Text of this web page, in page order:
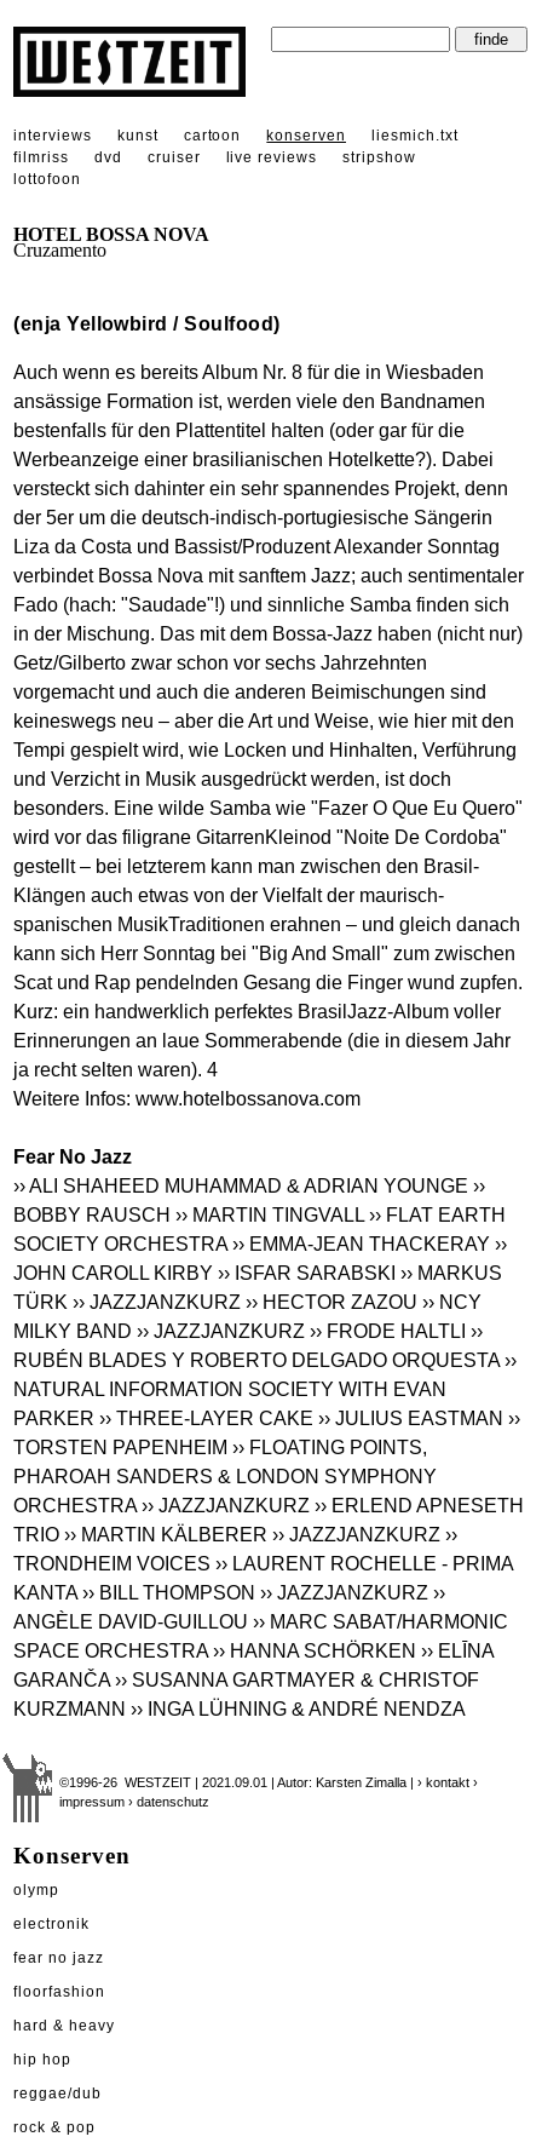
interviews kunst cartoon konserven
liesmich.txt
filmriss
dvd cruiser live reviews
stripshow
lottofoon
HOTEL BOSSA NOVA
Cruzamento
(enja Yellowbird / Soulfood)
Auch wenn es bereits Album Nr. 8 für die in Wiesbaden
ansässige Formation ist, werden viele den Bandnamen
bestenfalls für den Plattentitel halten (oder gar für die
Werbeanzeige einer brasilianischen Hotelkette?). Dabei
versteckt sich dahinter ein sehr spannendes Projekt, denn
der 5er um die deutsch-indisch-portugiesische Sängerin
Liza da Costa und Bassist/Produzent Alexander Sonntag
verbindet Bossa Nova mit sanftem Jazz; auch sentimentaler
Fado (hach: "Saudade"!) und sinnliche Samba finden sich
in der Mischung. Das mit dem Bossa-Jazz haben (nicht nur)
Getz/Gilberto zwar schon vor sechs Jahrzehnten
vorgemacht und auch die anderen Beimischungen sind
keineswegs neu – aber die Art und Weise, wie hier mit den
Tempi gespielt wird, wie Locken und Hinhalten, Verführung
und Verzicht in Musik ausgedrückt werden, ist doch
besonders. Eine wilde Samba wie "Fazer O Que Eu Quero"
wird vor das filigrane GitarrenKleinod "Noite De Cordoba"
gestellt – bei letzterem kann man zwischen den Brasil-
Klängen auch etwas von der Vielfalt der maurisch-
spanischen MusikTraditionen erahnen – und gleich danach
kann sich Herr Sonntag bei "Big And Small" zum zwischen
Scat und Rap pendelnden Gesang die Finger wund zupfen.
Kurz: ein handwerklich perfektes BrasilJazz-Album voller
Erinnerungen an laue Sommerabende (die in diesem Jahr
ja recht selten waren). 4
Weitere Infos:www.hotelbossanova.com
Fear No Jazz
›› ALI SHAHEED MUHAMMAD & ADRIAN YOUNGE ››
BOBBY RAUSCH ›› MARTIN TINGVALL ›› FLAT EARTH
SOCIETY ORCHESTRA ›› EMMA-JEAN THACKERAY ››
JOHN CAROLL KIRBY ›› ISFAR SARABSKI ›› MARKUS
TÜRK ›› JAZZJANZKURZ ›› HECTOR ZAZOU ›› NCY
MILKY BAND ›› JAZZJANZKURZ ›› FRODE HALTLI ››
RUBÉN BLADES Y ROBERTO DELGADO ORQUESTA ››
NATURAL INFORMATION SOCIETY WITH EVAN
PARKER ›› THREE-LAYER CAKE ›› JULIUS EASTMAN ››
TORSTEN PAPENHEIM ›› FLOATING POINTS,
PHAROAH SANDERS & LONDON SYMPHONY
ORCHESTRA ›› JAZZJANZKURZ ›› ERLEND APNESETH
TRIO ›› MARTIN KÄLBERER ›› JAZZJANZKURZ ››
TRONDHEIM VOICES ›› LAURENT ROCHELLE - PRIMA
KANTA ›› BILL THOMPSON ›› JAZZJANZKURZ ››
ANGÈLE DAVID-GUILLOU ›› MARC SABAT/HARMONIC
SPACE ORCHESTRA ›› HANNA SCHÖRKEN ›› ELĪNA
GARANČA ›› SUSANNA GARTMAYER & CHRISTOF
KURZMANN ›› INGA LÜHNING & ANDRÉ NENDZA
©1996-26 WESTZEIT | 2021.09.01 | Autor: Karsten Zimalla |› kontakt ›
impressum › datenschutz
Konserven
olymp
electronik
fear no jazz
floorfashion
hard & heavy
hip hop
reggae/dub
rock & pop